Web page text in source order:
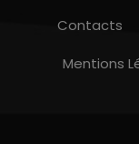
Contacts
Mentions